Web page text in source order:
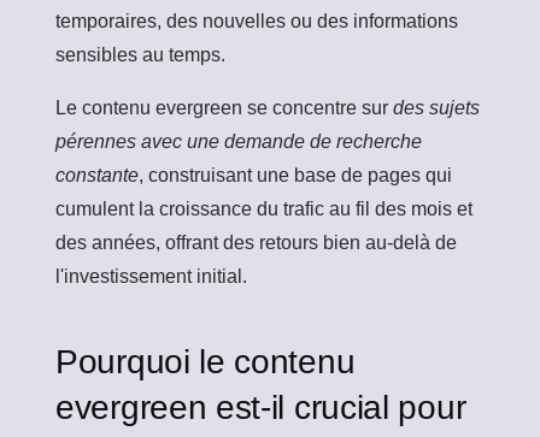
temporaires, des nouvelles ou des informations
sensibles au temps.
Le contenu evergreen se concentre sur des sujets
pérennes avec une demande de recherche
constante, construisant une base de pages qui
cumulent la croissance du trafic au fil des mois et
des années, offrant des retours bien au-delà de
l'investissement initial.
Pourquoi le contenu
evergreen est-il crucial pour